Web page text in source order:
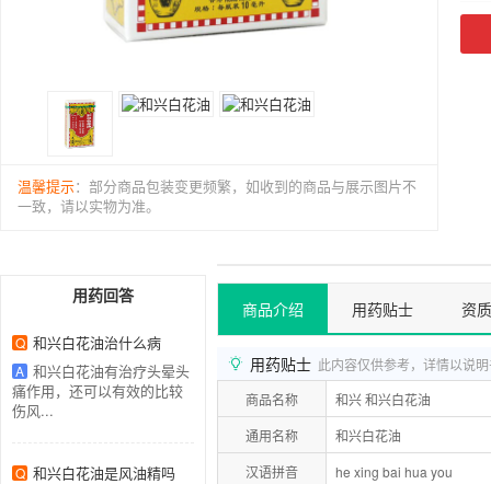
温馨提示：部分商品包装变更频繁，如收到的商品与展示图片不
一致，请以实物为准。
用药回答
Q 和兴白花油治什么病
A 和兴白花油有治疗头晕头
痛作用，还可以有效的比较
伤风...
Q 和兴白花油是风油精吗
商品介绍 用药贴士 资
用药贴士 此内容仅供参考，详情以说
商品名称
和兴 和兴白花油
通用名称
和兴白花油
汉语拼音
he xing bai hua you